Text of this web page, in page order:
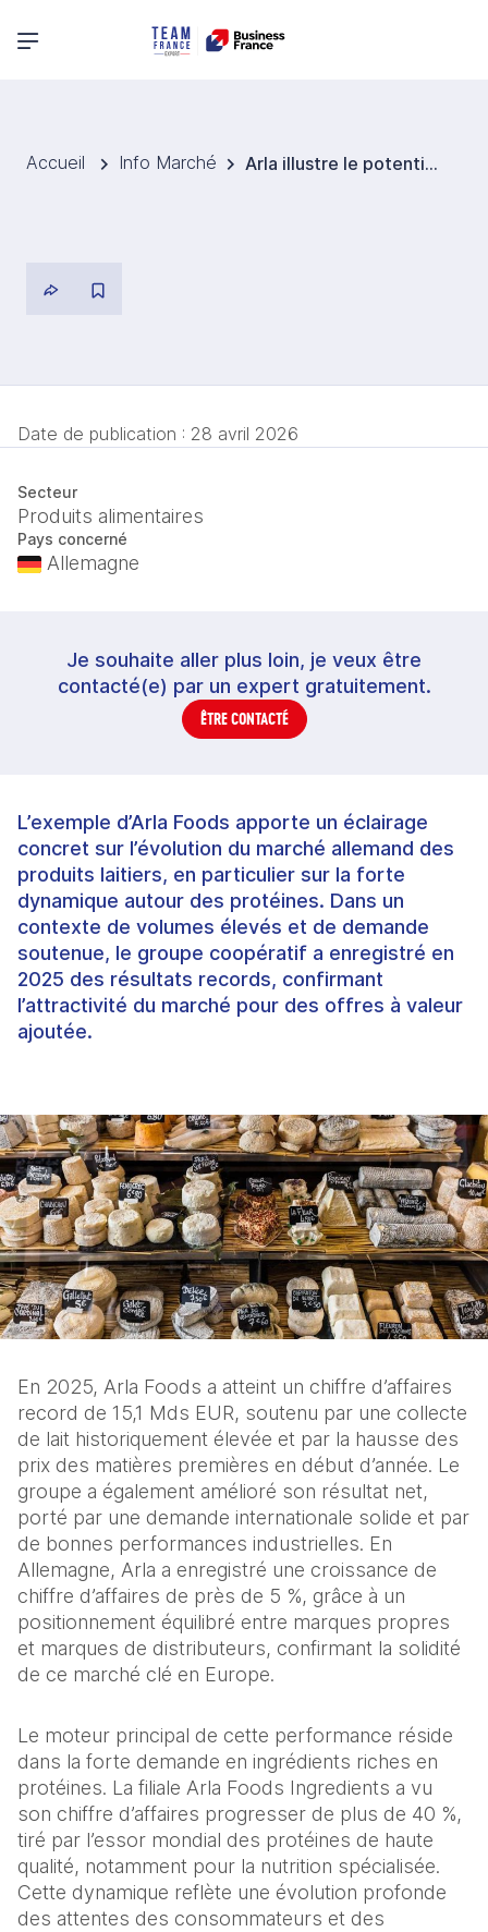
Menu principal
Accueil Info Marché Arla illustre le potentiel du marché allemand des protéines laitières
Date de publication : 28 avril 2026
Secteur
Produits alimentaires
Pays concerné
Allemagne
Je souhaite aller plus loin, je veux être
contacté(e) par un expert gratuitement.
ÊTRE CONTACTÉ
L’exemple d’Arla Foods apporte un éclairage
concret sur l’évolution du marché allemand des
produits laitiers, en particulier sur la forte
dynamique autour des protéines. Dans un
contexte de volumes élevés et de demande
soutenue, le groupe coopératif a enregistré en
2025 des résultats records, confirmant
l’attractivité du marché pour des offres à valeur
ajoutée.
En 2025, Arla Foods a atteint un chiffre d’affaires
record de 15,1 Mds EUR, soutenu par une collecte
de lait historiquement élevée et par la hausse des
prix des matières premières en début d’année. Le
groupe a également amélioré son résultat net,
porté par une demande internationale solide et par
de bonnes performances industrielles. En
Allemagne, Arla a enregistré une croissance de
chiffre d’affaires de près de 5 %, grâce à un
positionnement équilibré entre marques propres
et marques de distributeurs, confirmant la solidité
de ce marché clé en Europe.
Le moteur principal de cette performance réside
dans la forte demande en ingrédients riches en
protéines. La filiale Arla Foods Ingredients a vu
son chiffre d’affaires progresser de plus de 40 %,
tiré par l’essor mondial des protéines de haute
qualité, notamment pour la nutrition spécialisée.
Cette dynamique reflète une évolution profonde
des attentes des consommateurs et des